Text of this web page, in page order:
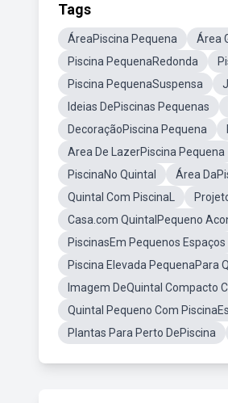
Tags
ÁreaPiscina Pequena Área
Piscina PequenaRedonda
Piscina PequenaSuspensa
Ideias DePiscinas Pequenas
DecoraçãoPiscina Pequena
Area De LazerPiscina Pequena
PiscinaNo Quintal
Área
Quintal Com PiscinaL
Casa.com QuintalPequeno
PiscinasEm Pequenos Espaços
Piscina Elevada PequenaPara
Imagem DeQuintal Compacto
Quintal Pequeno Com
Plantas Para Perto DePiscina